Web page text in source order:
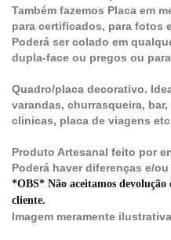
Também fazemos Placa em
para certificados, para fotos
Poderá ser colado em
dupla-face ou pregos ou
Quadro/placa decorativo.
varandas, churrasqueira,
clinicas, placa de viagens
Produto Artesanal feito por
Poderá haver diferenças e/
*OBS* Não aceitamos devolução
cliente.
Imagem meramente ilustrativa